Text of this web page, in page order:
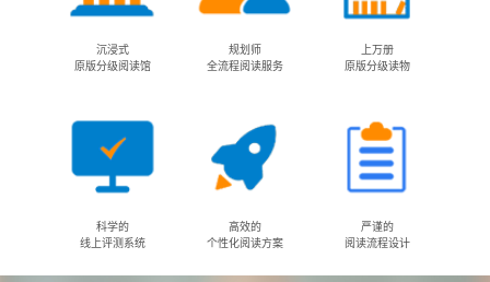
沉浸式
原版分级阅读馆
规划师
全流程阅读服务
上万册
原版分级读物
科学的
线上评测系统
高效的
个性化阅读方案
严谨的
阅读流程设计